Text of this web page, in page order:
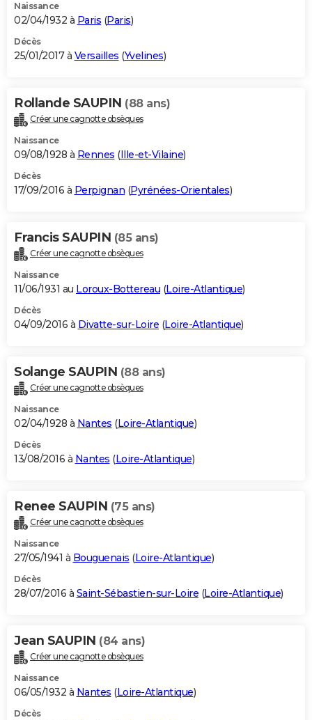
Naissance
02/04/1932 à Paris (Paris)
Décès
25/01/2017 à Versailles (Yvelines)
Rollande SAUPIN (88 ans)
Créer une cagnotte obsèques
Naissance
09/08/1928 à Rennes (Ille-et-Vilaine)
Décès
17/09/2016 à Perpignan (Pyrénées-Orientales)
Francis SAUPIN (85 ans)
Créer une cagnotte obsèques
Naissance
11/06/1931 au Loroux-Bottereau (Loire-Atlantique)
Décès
04/09/2016 à Divatte-sur-Loire (Loire-Atlantique)
Solange SAUPIN (88 ans)
Créer une cagnotte obsèques
Naissance
02/04/1928 à Nantes (Loire-Atlantique)
Décès
13/08/2016 à Nantes (Loire-Atlantique)
Renee SAUPIN (75 ans)
Créer une cagnotte obsèques
Naissance
27/05/1941 à Bouguenais (Loire-Atlantique)
Décès
28/07/2016 à Saint-Sébastien-sur-Loire (Loire-Atlantique)
Jean SAUPIN (84 ans)
Créer une cagnotte obsèques
Naissance
06/05/1932 à Nantes (Loire-Atlantique)
Décès